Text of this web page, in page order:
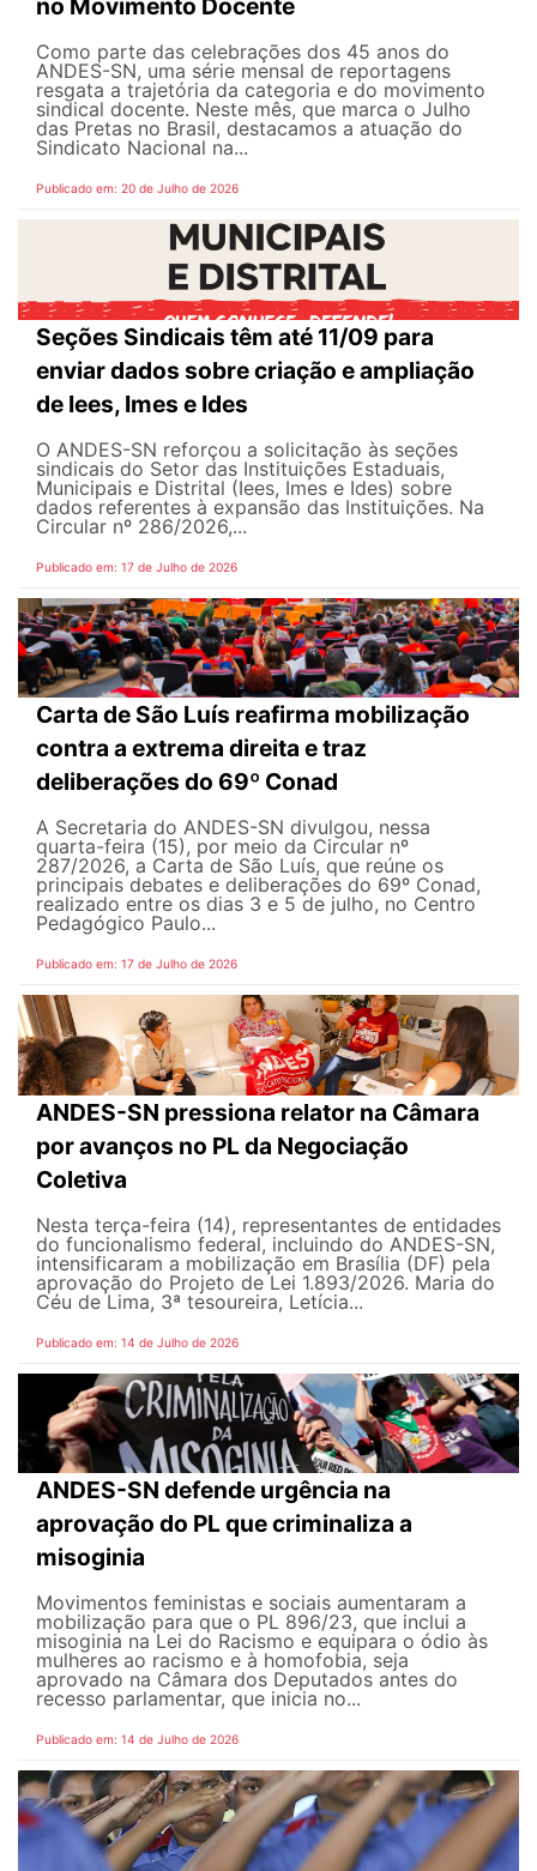
no Movimento Docente
Como parte das celebrações dos 45 anos do
ANDES-SN, uma série mensal de reportagens
resgata a trajetória da categoria e do movimento
sindical docente. Neste mês, que marca o Julho
das Pretas no Brasil, destacamos a atuação do
Sindicato Nacional na...
Publicado em: 20 de Julho de 2026
Seções Sindicais têm até 11/09 para
enviar dados sobre criação e ampliação
de Iees, Imes e Ides
O ANDES-SN reforçou a solicitação às seções
sindicais do Setor das Instituições Estaduais,
Municipais e Distrital (Iees, Imes e Ides) sobre
dados referentes à expansão das Instituições. Na
Circular nº 286/2026,...
Publicado em: 17 de Julho de 2026
Carta de São Luís reafirma mobilização
contra a extrema direita e traz
deliberações do 69º Conad
A Secretaria do ANDES-SN divulgou, nessa
quarta-feira (15), por meio da Circular nº
287/2026, a Carta de São Luís, que reúne os
principais debates e deliberações do 69º Conad,
realizado entre os dias 3 e 5 de julho, no Centro
Pedagógico Paulo...
Publicado em: 17 de Julho de 2026
ANDES-SN pressiona relator na Câmara
por avanços no PL da Negociação
Coletiva
Nesta terça-feira (14), representantes de entidades
do funcionalismo federal, incluindo do ANDES-SN,
intensificaram a mobilização em Brasília (DF) pela
aprovação do Projeto de Lei 1.893/2026. Maria do
Céu de Lima, 3ª tesoureira, Letícia...
Publicado em: 14 de Julho de 2026
ANDES-SN defende urgência na
aprovação do PL que criminaliza a
misoginia
Movimentos feministas e sociais aumentaram a
mobilização para que o PL 896/23, que inclui a
misoginia na Lei do Racismo e equipara o ódio às
mulheres ao racismo e à homofobia, seja
aprovado na Câmara dos Deputados antes do
recesso parlamentar, que inicia no...
Publicado em: 14 de Julho de 2026